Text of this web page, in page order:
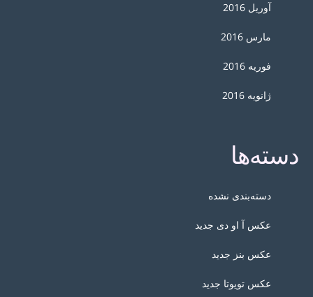
آوریل 2016
مارس 2016
فوریه 2016
ژانویه 2016
دسته‌ها
دسته‌بندی نشده
عکس آ او دی جدید
عکس بنز جدید
عکس تویوتا جدید